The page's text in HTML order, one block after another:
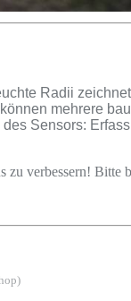
Radii
mehrere
Sensors:
zu verbessern! Bitte